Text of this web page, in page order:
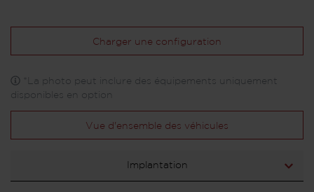
Charger une configuration
*La photo peut inclure des équipements uniquement
disponibles en option
Vue d'ensemble des véhicules
Implantation